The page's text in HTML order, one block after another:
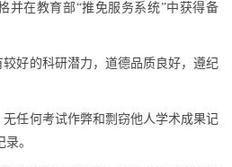
并在教育部“推免服务系统”中获得备
好的科研潜力，道德品质良好，遵纪
任何考试作弊和剽窃他人学术成果记
。